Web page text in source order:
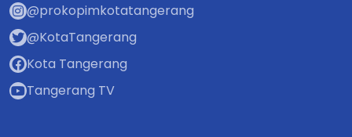
@prokopimkotatangerang
@KotaTangerang
Kota Tangerang
Tangerang TV